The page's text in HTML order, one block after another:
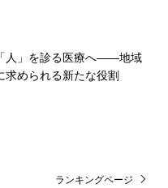
人」を診る医療へ――地域
求められる新たな役割
ランキングページ